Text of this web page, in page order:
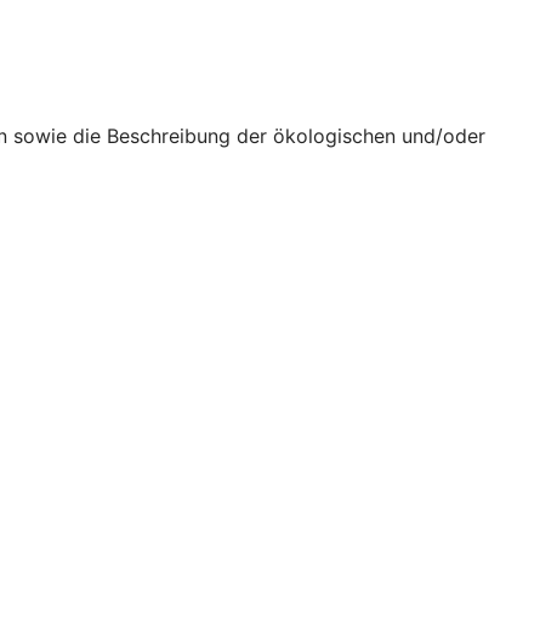
sowie die Beschreibung der ökologischen und/oder